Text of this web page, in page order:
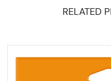
RELATED